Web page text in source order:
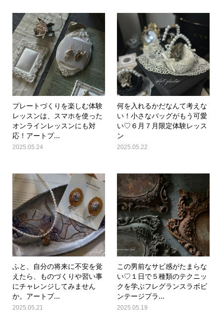
プレートづくりを楽しむ体験
レッスンは、スマホを使った
オンラインレッスンにも対
応！アートプ...
2025.05.24
何を入れるかだなんて考えな
い！小さなバッグがもう可愛
い♡６月７月限定体験レッス
ン
2025.05.22
ふと、自分の将来に不安を覚
えたら、ものづくりや習い事
にチャレンジしてみません
か。アートプ...
2025.05.21
この男前なサビ感がたまらな
い♡１日で５種類のテクニッ
クを学ぶフレグランスラボビ
ンテージプラ...
2025.05.19